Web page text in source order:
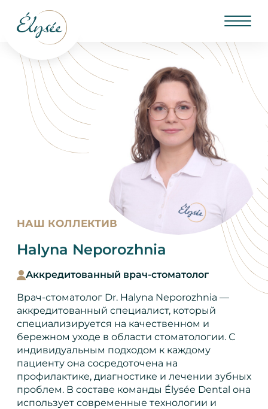
НАШ КОЛЛЕКТИВ
Halyna Neporozhnia
Аккредитованный врач-стоматолог
Врач-стоматолог Dr. Halyna Neporozhnia —
аккредитованный специалист, который
специализируется на качественном и
бережном уходе в области стоматологии. С
индивидуальным подходом к каждому
пациенту она сосредоточена на
профилактике, диагностике и лечении зубных
проблем. В составе команды Élysée Dental она
использует современные технологии и